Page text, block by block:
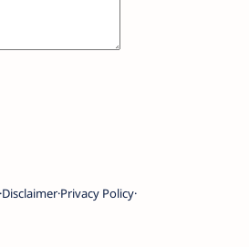
Disclaimer Privacy Policy